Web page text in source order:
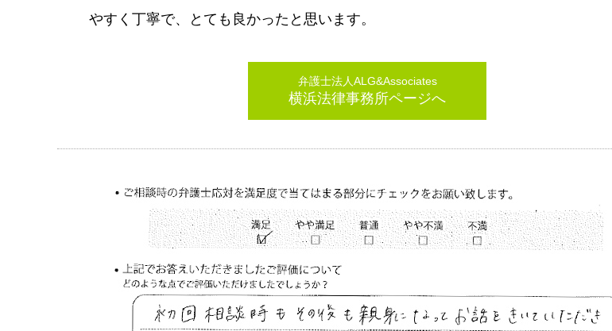
やすく丁寧で、とても良かったと思います。
弁護士法人ALG&Associates
横浜法律事務所ページへ